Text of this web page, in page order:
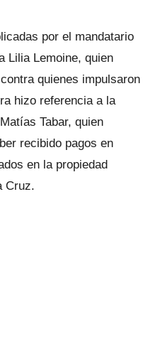
por el mandatario
Lilia Lemoine, quien
quienes impulsaron
hizo referencia a la
Tabar, quien
recibido pagos en
en la propiedad
Cruz.